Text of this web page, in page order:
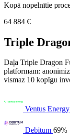
Kopā nopelnītie
64 884 €
Triple
Daļa Triple Dragon
platformām:
vismaz 10 kopīgu
Ventus Energy
Debitum 69%